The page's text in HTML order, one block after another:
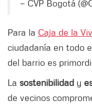
— CVP Bogotá
Para la Caja de la
ciudadanía en todo
del barrio es
La sostenibilidad y
de vecinos